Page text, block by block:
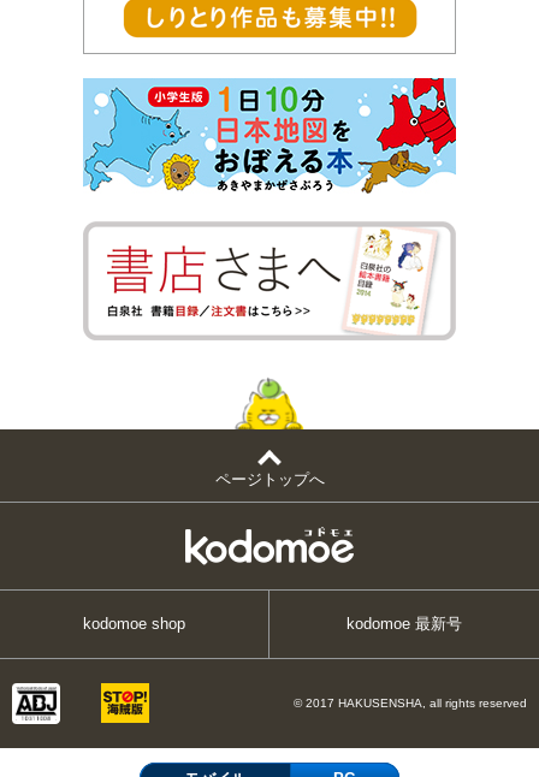
ページトップへ
kodomoe shop kodomoe 最新号
© 2017 HAKUSENSHA, all rights reserved